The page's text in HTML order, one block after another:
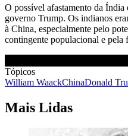
O possível afastamento da
governo Trump. Os indianos
à China, especialmente pelo
contingente populacional e pela
Tópicos
William WaackChinaDonald
Mais Lidas